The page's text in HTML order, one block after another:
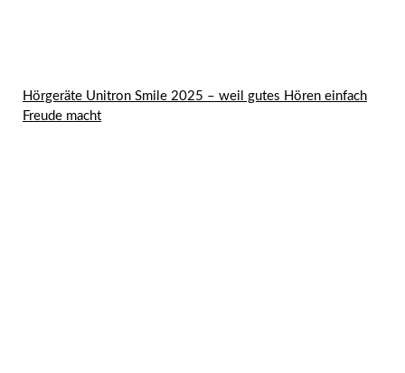
Hörgeräte Unitron Smile 2025 – weil gutes Hören einfach
Freude macht